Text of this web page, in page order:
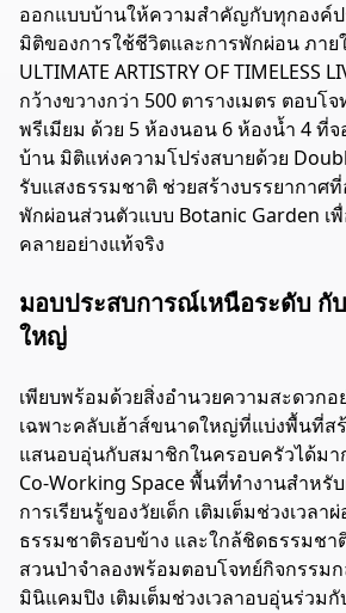
ออกแบบบ้านให้ความสำคัญกับทุกองค์ป
มิติของการใช้ชีวิตและการพักผ่อน ภาย
ULTIMATE ARTISTRY OF TIMELESS
กว้างขวางกว่า 500 ตารางเมตร ตอบโ
พรีเมียม ด้วย 5 ห้องนอน 6 ห้องน้ำ 4 ที่
บ้าน มิติแห่งความโปร่งสบายด้วย
รับแสงธรรมชาติ ช่วยสร้างบรรยากาศ
พักผ่อนส่วนตัวแบบ Botanic Garden เ
คลายอย่างแท้จริง
มอบประสบการณ์เหนือระดับ กั
ใหญ่
เพียบพร้อมด้วยสิ่งอำนวยความสะดวกอ
เฉพาะคลับเฮ้าส์ขนาดใหญ่ที่แบ่งพื้นที่ส
แสนอบอุ่นกับสมาชิกในครอบครัวได้มา
Co-Working Space พื้นที่ทำงานสำห
การเรียนรู้ของวัยเด็ก เติมเต็มช่วงเวลา
ธรรมชาติรอบข้าง และใกล้ชิดธรรมชา
สวนป่าจำลองพร้อมตอบโจทย์กิจกรรมก
มินิแคมปิง เติมเต็มช่วงเวลาอบอุ่นร่วม